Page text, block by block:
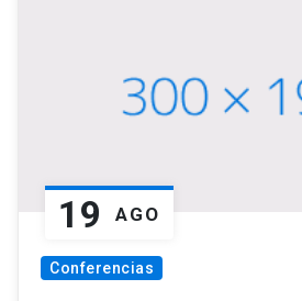
19 AGO
Conferencias